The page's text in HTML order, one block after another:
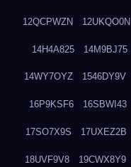
12QCPWZN 12UKQO0N
14H4A825 14M9BJ75
14WY7OYZ 1546DY9V
16P9KSF6 16SBWI43
17SO7X9S 17UXEZ2B
18UVF9V8 19CWX8Y9